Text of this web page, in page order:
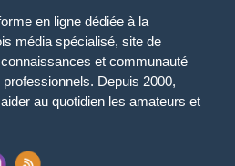
en ligne dédiée à la
média spécialisé, site de
et communauté
Depuis 2000,
au quotidien les amateurs et